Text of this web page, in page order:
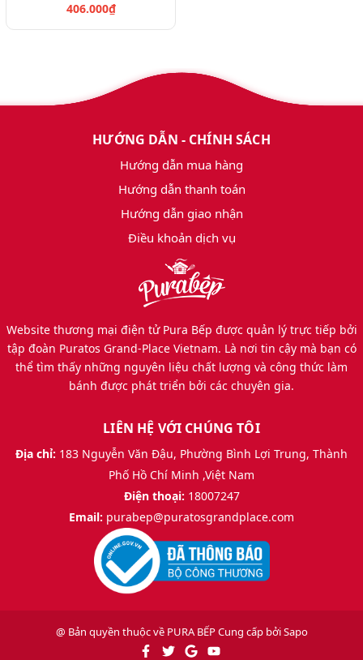
406.000₫
HƯỚNG DẪN - CHÍNH SÁCH
Hướng dẫn mua hàng
Hướng dẫn thanh toán
Hướng dẫn giao nhận
Điều khoản dịch vụ
Website thương mại điện tử Pura Bếp được quản lý trực tiếp bởi
tập đoàn Puratos Grand-Place Vietnam. Là nơi tin cậy mà bạn có
thể tìm thấy những nguyên liệu chất lượng và công thức làm
bánh được phát triển bởi các chuyên gia.
LIÊN HỆ VỚI CHÚNG TÔI
Địa chỉ: 183 Nguyễn Văn Đậu, Phường Bình Lợi Trung, Thành
Phố Hồ Chí Minh ,Việt Nam
Điện thoại: 18007247
Email: purabep@puratosgrandplace.com
@ Bản quyền thuộc về PURA BẾPCung cấp bởiSapo